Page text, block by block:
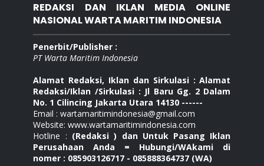
REDAKSI DAN IKLAN MEDIA ONLINE
NASIONAL WARTA MARITIM INDONESIA
Penerbit/Publisher :
PT Warta Maritim Indonesia
Alamat Redaksi, Iklan dan Sirkulasi : Alamat
Redaksi/Iklan /Sirkulasi : Jl Baru Gg. 2 Dalam
No. 1 Cilincing Jakarta Utara 14130 ------
Email : wartamaritimindonesia@gmail.com
Website: www.wartamaritimindonesia.com
Hotline : (Redaksi ) dan Untuk Pasang Iklan
Perusahaan Anda = Hubungi/WAkami di
nomer : 085903126717 - 085888364737 (WA)